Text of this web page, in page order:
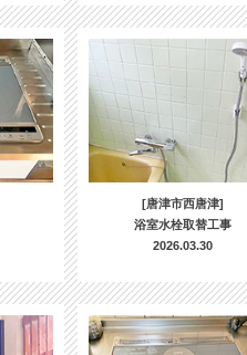
[唐津市西唐津]
浴室水栓取替工事
2026.03.30